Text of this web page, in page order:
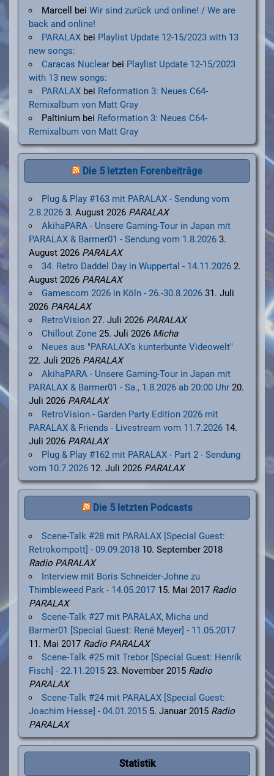
Marcell bei Wir sind zurück und online! / We are
back and online!
PARALAXbei Playlist Update 12-15/2023 with 13
new songs:
Caracas Nuclearbei Playlist Update 12-15/2023
with 13 new songs:
PARALAXbei Reformation 3: Neues C64-
Remixalbum von Matt Gray
Paltiniumbei Reformation 3: Neues C64-
Remixalbum von Matt Gray
Die 5 letzten Forenbeiträge
Plug & Play #163 mit PARALAX - Sendung vom
2.8.2026 3. August 2026 PARALAX
AkihaPARA - Unsere Gaming-Tour in Japan mit
PARALAX & Barmer01 - Sendung vom 1.8.2026 3.
August 2026 PARALAX
34. Retro Daddel Day in Wuppertal - 14.11.2026 2.
August 2026 PARALAX
Gamescom 2026 in Köln - 26.-30.8.2026 31. Juli
2026 PARALAX
RetroVision 27. Juli 2026 PARALAX
Chillout Zone 25. Juli 2026 Micha
Neues aus "PARALAX's kunterbunte Videowelt"
22. Juli 2026 PARALAX
AkihaPARA - Unsere Gaming-Tour in Japan mit
PARALAX & Barmer01 - Sa., 1.8.2026 ab 20:00 Uhr 20.
Juli 2026 PARALAX
RetroVision - Garden Party Edition 2026 mit
PARALAX & Friends - Livestream vom 11.7.2026 14.
Juli 2026 PARALAX
Plug & Play #162 mit PARALAX - Part 2 - Sendung
vom 10.7.2026 12. Juli 2026 PARALAX
Die 5 letzten Podcasts
Scene-Talk #28 mit PARALAX [Special Guest:
Retrokompott] - 09.09.2018 10. September 2018
Radio PARALAX
Interview mit Boris Schneider-Johne zu
Thimbleweed Park - 14.05.2017 15. Mai 2017 Radio
PARALAX
Scene-Talk #27 mit PARALAX, Micha und
Barmer01 [Special Guest: René Meyer] - 11.05.2017
11. Mai 2017 Radio PARALAX
Scene-Talk #25 mit Trebor [Special Guest: Henrik
Fisch] - 22.11.2015 23. November 2015 Radio
PARALAX
Scene-Talk #24 mit PARALAX [Special Guest:
Joachim Hesse] - 04.01.2015 5. Januar 2015 Radio
PARALAX
Statistik